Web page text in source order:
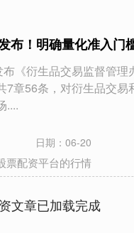
布！明确量化准入门
《衍生品交易监督管
7章56条，对衍生品交
....
日期：06-20
票配资平台的行情
文章已加载完成